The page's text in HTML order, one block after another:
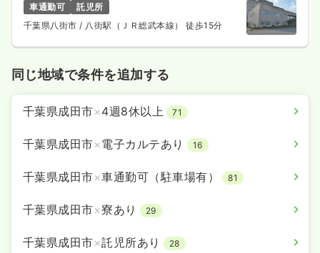
車通勤可
託児所
千葉県八街市/ 八街駅（ＪＲ総武本線） 徒歩15分
同じ地域で条件を追加する
千葉県成田市×4週8休以上 71
千葉県成田市×電子カルテあり 16
千葉県成田市×車通勤可（駐車場有） 81
千葉県成田市×寮あり 29
千葉県成田市×託児所あり 28